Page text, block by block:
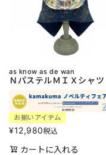
as know as de wan
ＮパステルＭＩＸシャツ
お揃いアイテム
¥12,980税込
カートに入れる